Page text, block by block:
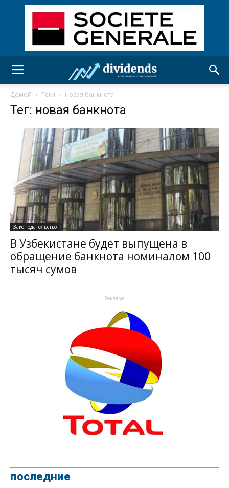
Домой Теги новая банкнота
Тег: новая банкнота
Законодательство
В Узбекистане будет выпущена в
обращение банкнота номиналом 100
тысяч сумов
- Реклама -
последние